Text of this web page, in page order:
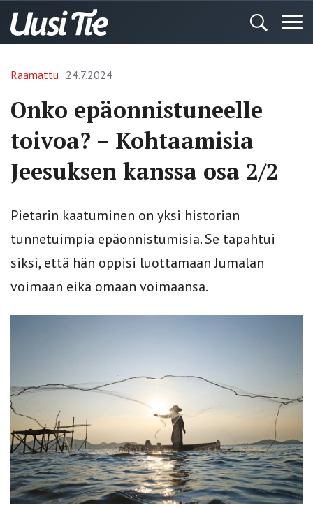
Raamattu 24.7.2024
Onko epäonnistuneelle
toivoa? – Kohtaamisia
Jeesuksen kanssa osa 2/2
Pietarin kaatuminen on yksi historian
tunnetuimpia epäonnistumisia. Se tapahtui
siksi, että hän oppisi luottamaan Jumalan
voimaan eikä omaan voimaansa.